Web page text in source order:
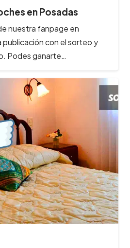
en Posadas
nuestra fanpage en
publicación con el sorteo y
Podes ganarte…